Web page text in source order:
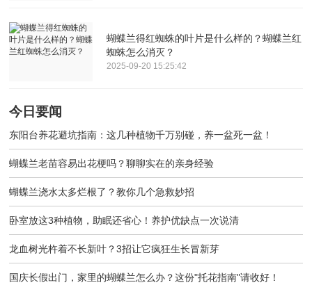
蝴蝶兰得红蜘蛛的叶片是什么样的？蝴蝶兰红
蜘蛛怎么消灭？
2025-09-20 15:25:42
今日要闻
东阳台养花避坑指南：这几种植物千万别碰，养一盆死一盆！
蝴蝶兰老苗容易出花梗吗？聊聊实在的亲身经验
蝴蝶兰浇水太多烂根了？教你几个急救妙招
卧室放这3种植物，助眠还省心！养护优缺点一次说清
龙血树光杵着不长新叶？3招让它疯狂生长冒新芽
国庆长假出门，家里的蝴蝶兰怎么办？这份"托花指南"请收好！